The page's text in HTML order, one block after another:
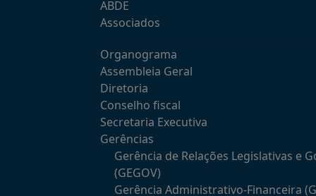
ABDE
Associados
Organograma
Assembleia Geral
Diretoria
Conselho fiscal
Secretaria Executiva
Gerências
Gerência de Relações Legislativas e
(GEGOV)
Gerência Administrativo-Financeira